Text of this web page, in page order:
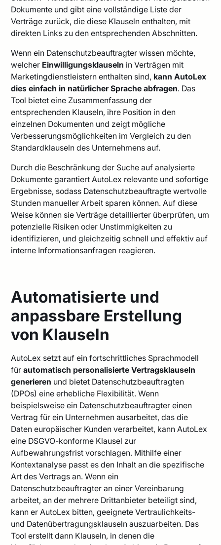
Dokumente und gibt eine vollständige Liste der
Verträge zurück, die diese Klauseln enthalten, mit
direkten Links zu den entsprechenden Abschnitten.
Wenn ein Datenschutzbeauftragter wissen möchte,
welcher Einwilligungsklauseln in Verträgen mit
Marketingdienstleistern enthalten sind, kann AutoLex
dies einfach in natürlicher Sprache abfragen. Das
Tool bietet eine Zusammenfassung der
entsprechenden Klauseln, ihre Position in den
einzelnen Dokumenten und zeigt mögliche
Verbesserungsmöglichkeiten im Vergleich zu den
Standardklauseln des Unternehmens auf.
Durch die Beschränkung der Suche auf analysierte
Dokumente garantiert AutoLex relevante und sofortige
Ergebnisse, sodass Datenschutzbeauftragte wertvolle
Stunden manueller Arbeit sparen können. Auf diese
Weise können sie Verträge detaillierter überprüfen, um
potenzielle Risiken oder Unstimmigkeiten zu
identifizieren, und gleichzeitig schnell und effektiv auf
interne Informationsanfragen reagieren.
Automatisierte und
anpassbare Erstellung
von Klauseln
AutoLex setzt auf ein fortschrittliches Sprachmodell
fürautomatisch personalisierte Vertragsklauseln
generieren und bietet Datenschutzbeauftragten
(DPOs) eine erhebliche Flexibilität. Wenn
beispielsweise ein Datenschutzbeauftragter einen
Vertrag für ein Unternehmen ausarbeitet, das die
Daten europäischer Kunden verarbeitet, kann AutoLex
eine DSGVO-konforme Klausel zur
Aufbewahrungsfrist vorschlagen. Mithilfe einer
Kontextanalyse passt es den Inhalt an die spezifische
Art des Vertrags an. Wenn ein
Datenschutzbeauftragter an einer Vereinbarung
arbeitet, an der mehrere Drittanbieter beteiligt sind,
kann er AutoLex bitten, geeignete Vertraulichkeits-
und Datenübertragungsklauseln auszuarbeiten. Das
Tool erstellt dann Klauseln, in denen die